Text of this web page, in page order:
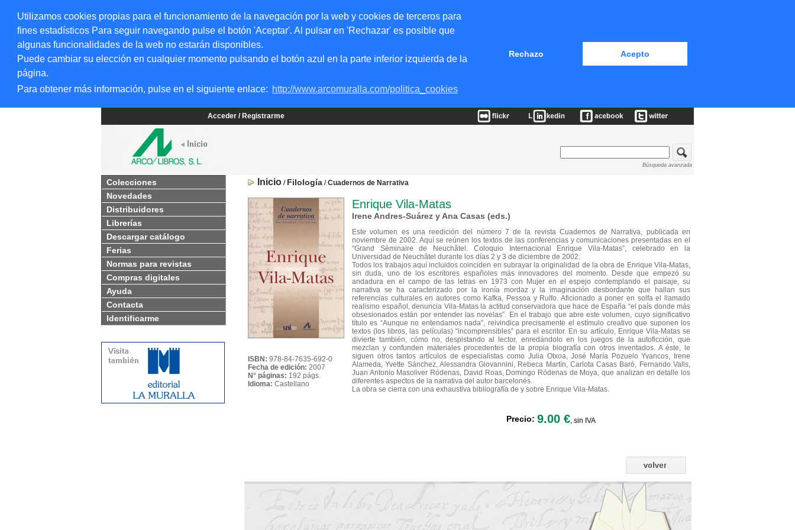
Utilizamos cookies propias para el funcionamiento de la navegación por la web y cookies de terceros para
fines estadísticos Para seguir navegando pulse el botón 'Aceptar'. Al pulsar en 'Rechazar' es posible que
algunas funcionalidades de la web no estarán disponibles.
Puede cambiar su elección en cualquier momento pulsando el botón azul en la parte inferior izquierda de la
página.
Para obtener más información, pulse en el siguiente enlace: http://www.arcomuralla.com/politica_cookies
Rechazo Acepto
Acceder / Registrarme
Búsqueda avanzada
Colecciones
Novedades
Distribuidores
Librerías
Descargar catálogo
Ferias
Normas para revistas
Compras digitales
Ayuda
Contacta
Identificarme
Inicio / Filología /Cuadernos de Narrativa
ISBN: 978-84-7635-692-0
Fecha de edición: 2007
N° páginas: 192 págs.
Idioma: Castellano
Enrique Vila-Matas
Irene Andres-Suárez y Ana Casas (eds.)
Este volumen es una reedición del número 7 de la revista Cuadernos de Narrativa, publicada en
noviembre de 2002. Aquí se reúnen los textos de las conferencias y comunicaciones presentadas en el
“Grand Séminaire de Neuchâtel. Coloquio Internacional Enrique Vila-Matas”, celebrado en la
Universidad de Neuchâtel durante los días 2 y 3 de diciembre de 2002.
Todos los trabajos aquí incluidos coinciden en subrayar la originalidad de la obra de Enrique Vila-Matas,
sin duda, uno de los escritores españoles más innovadores del momento. Desde que empezó su
andadura en el campo de las letras en 1973 con Mujer en el espejo contemplando el paisaje, su
narrativa se ha caracterizado por la ironía mordaz y la imaginación desbordante que hallan sus
referencias culturales en autores como Kafka, Pessoa y Rulfo. Aficionado a poner en solfa el llamado
realismo español, denuncia Vila-Matas la actitud conservadora que hace de España “el país donde más
obsesionados están por entender las novelas”. En el trabajo que abre este volumen, cuyo significativo
título es “Aunque no entendamos nada”, reivindica precisamente el estímulo creativo que suponen los
textos (los libros, las películas) “incomprensibles” para el escritor. En su artículo, Enrique Vila-Matas se
divierte también, cómo no, despistando al lector, enredándolo en los juegos de la autoficción, que
mezclan y confunden materiales procedentes de la propia biografía con otros inventados. A éste, le
siguen otros tantos artículos de especialistas como Julia Otxoa, José María Pozuelo Yvancos, Irene
Alameda, Yvette Sánchez, Alessandra Giovannini, Rebeca Martín, Carlota Casas Baró, Fernando Valls,
Juan Antonio Masoliver Ródenas, David Roas, Domingo Ródenas de Moya, que analizan en detalle los
diferentes aspectos de la narrativa del autor barcelonés.
La obra se cierra con una exhaustiva bibliografía de y sobre Enrique Vila-Matas.
Precio: 9.00 €, sin IVA